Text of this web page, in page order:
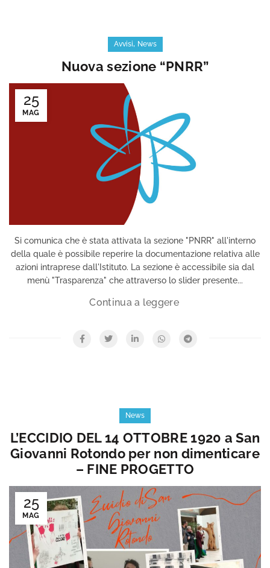
Avvisi, News
Nuova sezione “PNRR”
25
MAG
Si comunica che è stata attivata la sezione "PNRR" all'interno
della quale è possibile reperire la documentazione relativa alle
azioni intraprese dall'Istituto. La sezione è accessibile sia dal
menù "Trasparenza" che attraverso lo slider presente...
News
L’ECCIDIO DEL 14 OTTOBRE 1920 a San
Giovanni Rotondo per non dimenticare
– FINE PROGETTO
25
MAG